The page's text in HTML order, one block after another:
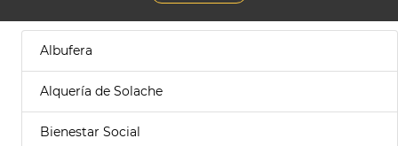
Albufera
Alquería de Solache
Bienestar Social